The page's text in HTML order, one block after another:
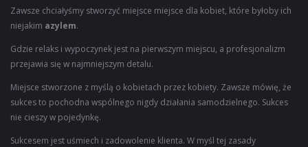
Zawsze chciałyśmy stworzyć miejsce miejsce dla kobiet, które byłoby ich
niejakim azylem.
Gdzie relaks i wypoczynek jest na pierwszym miejscu, a profesjonalizm
przejawia się w najmniejszym detalu.
Miejsce stworzone z myślą o kobietach przez kobiety. Zawsze mówię, że
sukces to pochodna wspólnego nigdy działania samodzielnego. Sukces
nie cieszy w pojedynkę.
Sukcesem jest uśmiech i zadowolenie klienta. W myśl tej zasady